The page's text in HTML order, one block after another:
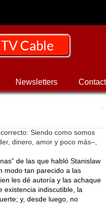
Newsletters
Siendo como somos
dinero, amor y poco más–,
de las que habló Stanislaw
modo tan parecido a las
les dé autoría y las achaque
existencia indiscutible, la
y, desde luego, no